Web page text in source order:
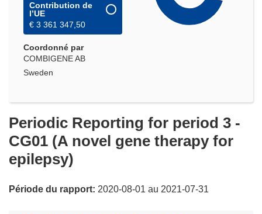
Contribution de
l’UE
€ 3 361 347,50
Coordonné par
COMBIGENE AB
Sweden
Periodic Reporting for period 3 -
CG01 (A novel gene therapy for
epilepsy)
Période du rapport: 2020-08-01 au 2021-07-31